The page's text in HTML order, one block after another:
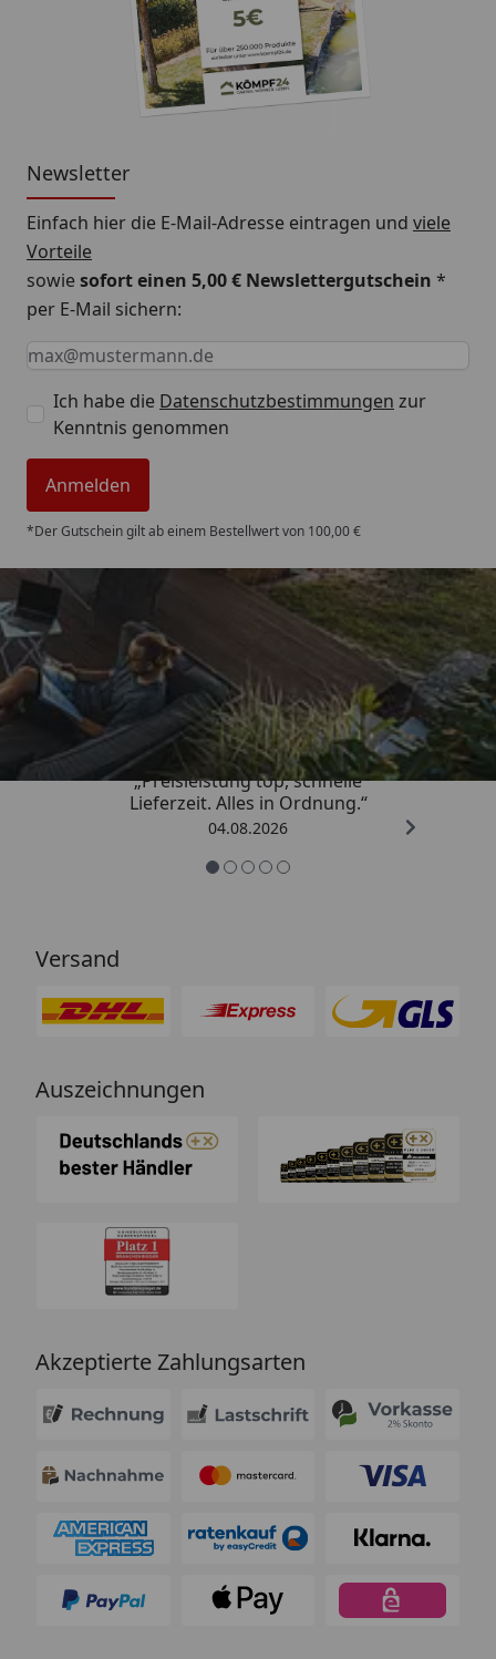
Newsletter
Einfach hier die E-Mail-Adresse eintragen und viele
Vorteile
sowiesofort einen 5,00 € Newslettergutschein *
per E-Mail sichern:
Keine Eingabe erforderlich
Eingabe erforderlich
E-Mail *
Ich habe die Datenschutzbestimmungen zur
Kenntnis genommen
Anmelden
*Der Gutschein gilt ab einem Bestellwert von 100,00 €
Trusted Shops
4,85/ 5
„Preisleistung top, schnelle
Lieferzeit. Alles in Ordnung.“
04.08.2026
Versand
Auszeichnungen
Akzeptierte Zahlungsarten